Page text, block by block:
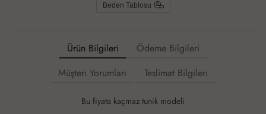
Beden Tablosu
Ürün Bilgileri
Ödeme Bilgileri
Müşteri Yorumları
Teslimat Bilgileri
Bu fiyata kaçmaz tunik modeli